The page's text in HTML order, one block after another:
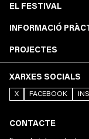
EL FESTIVAL
INFORMACIÓ
PROJECTES
XARXES SOCIALS
X FACEBOOK
CONTACTE